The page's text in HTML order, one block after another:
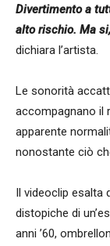
Divertimento a
alto rischio. Ma
dichiara l’artista.
Le sonorità
accompagnano il
apparente
nonostante ciò
Il videoclip esalta
distopiche di
anni ’60,